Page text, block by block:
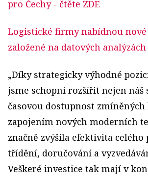
pro Čechy- čtěte ZDE
Logistické firmy nabídnou
založené na datových analýzách
„Díky strategicky výhodné
jsme schopni rozšířit nejen náš
časovou dostupnost
zapojením nových moderních
značně zvýšila efektivita celého
třídění, doručování a
Veškeré investice tak mají v